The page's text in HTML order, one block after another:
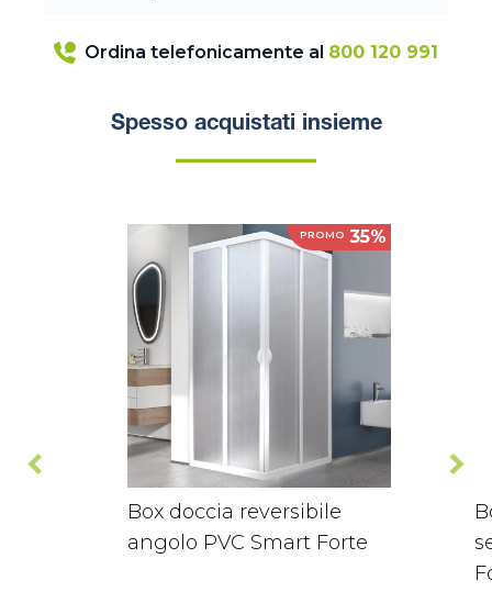
Ordina telefonicamente al 800 120 991
Spesso acquistati insieme
PROMO 35%
Box doccia reversibile
angolo PVC Smart Forte